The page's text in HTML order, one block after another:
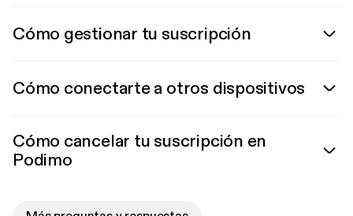
Cómo gestionar tu suscripción
Cómo conectarte a otros dispositivos
Cómo cancelar tu suscripción en
Podimo